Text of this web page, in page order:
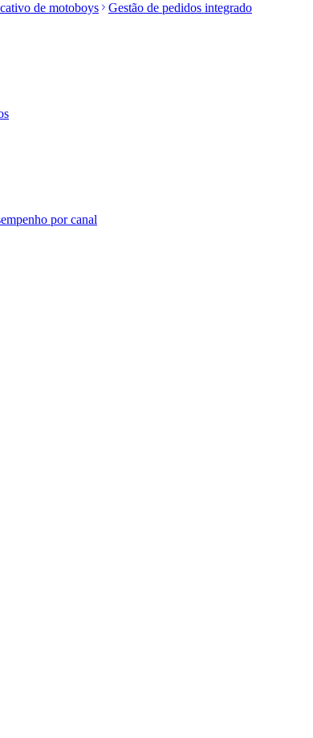
de motoboys Gestão de pedidos integrado
por canal